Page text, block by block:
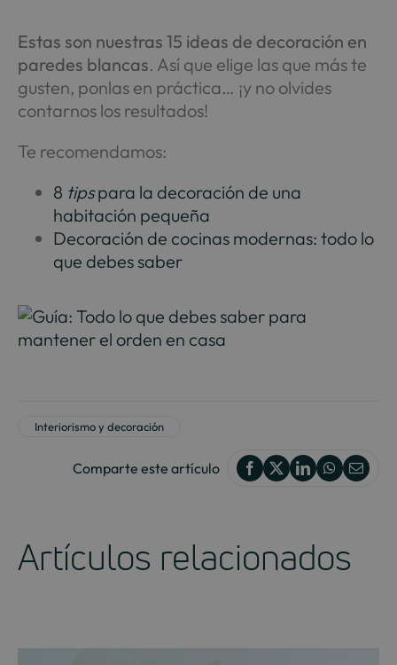
Estas son nuestras 15 ideas de decoración en
paredes blancas. Así que elige las que más te
gusten, ponlas en práctica… ¡y no olvides
contarnos los resultados!
Te recomendamos:
8 tipspara la decoración de una
habitación pequeña
Decoración de cocinas modernas: todo lo
que debes saber
Interiorismo y decoración
Comparte este artículo
Artículos relacionados